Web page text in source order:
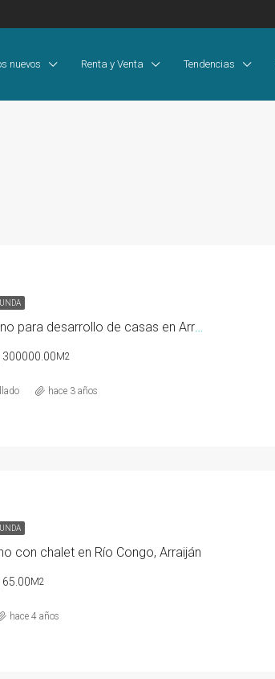
nuevos Renta y Venta Tendencias
300000.00M2
hace 3 años
con chalet en Río Congo, Arraiján
65.00M2
hace 4 años